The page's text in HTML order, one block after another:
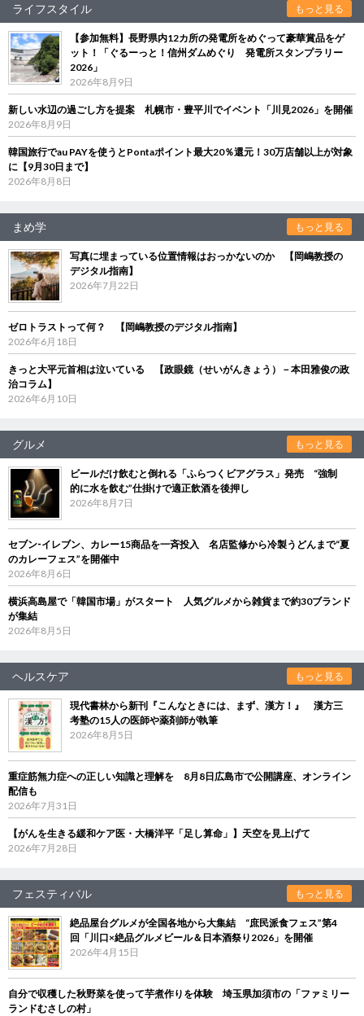
ライフスタイル もっと見る
【参加無料】長野県内12カ所の発電所をめぐって豪華賞品をゲ
ット！「ぐるーっと！信州ダムめぐり 発電所スタンプラリー
2026」
2026年8月9日
新しい水辺の過ごし方を提案 札幌市・豊平川でイベント「川見2026」を開催
2026年8月9日
韓国旅行でau PAYを使うとPontaポイント最大20％還元！30万店舗以上が対象
に【9月30日まで】
2026年8月8日
まめ学 もっと見る
写真に埋まっている位置情報はおっかないのか 【岡嶋教授の
デジタル指南】
2026年7月22日
ゼロトラストって何？ 【岡嶋教授のデジタル指南】
2026年6月18日
きっと大平元首相は泣いている 【政眼鏡（せいがんきょう）－本田雅俊の政
治コラム】
2026年6月10日
グルメ もっと見る
ビールだけ飲むと倒れる「ふらつくビアグラス」発売 “強制
的に水を飲む”仕掛けで適正飲酒を後押し
2026年8月7日
セブン‐イレブン、カレー15商品を一斉投入 名店監修から冷製うどんまで“夏
のカレーフェス”を開催中
2026年8月6日
横浜高島屋で「韓国市場」がスタート 人気グルメから雑貨まで約30ブランド
が集結
2026年8月5日
ヘルスケア もっと見る
現代書林から新刊『こんなときには、まず、漢方！』 漢方三
考塾の15人の医師や薬剤師が執筆
2026年8月5日
重症筋無力症への正しい知識と理解を 8月8日広島市で公開講座、オンライン
配信も
2026年7月31日
【がんを生きる緩和ケア医・大橋洋平「足し算命」】天空を見上げて
2026年7月28日
フェスティバル もっと見る
絶品屋台グルメが全国各地から大集結 “庶民派食フェス”第4
回「川口×絶品グルメビール＆日本酒祭り2026」を開催
2026年4月15日
自分で収穫した秋野菜を使って芋煮作りを体験 埼玉県加須市の「ファミリー
ランドむさしの村」